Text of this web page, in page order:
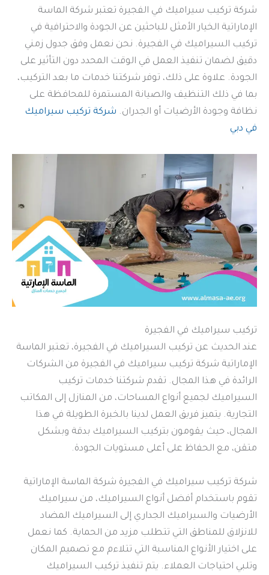
شركة تركيب سيراميك في الفجيرة تعتبر شركة الماسة
الإماراتية الخيار الأمثل للباحثين عن الجودة والاحترافية في
تركيب السيراميك في الفجيرة. نحن نعمل وفق جدول زمني
دقيق لضمان تنفيذ العمل في الوقت المحدد دون التأثير على
الجودة. علاوة على ذلك، توفر شركتنا خدمات ما بعد التركيب،
بما في ذلك التنظيف والصيانة المستمرة للمحافظة على
نظافة وجودة الأرضيات أو الجدران. شركة تركيب سيراميك
في دبي
تركيب سيراميك في الفجيرة
عند الحديث عن تركيب السيراميك في الفجيرة، تعتبر الماسة
الإماراتية شركة تركيب سيراميك في الفجيرة من الشركات
الرائدة في هذا المجال. تقدم شركتنا خدمات تركيب
السيراميك لجميع أنواع المساحات، من المنازل إلى المكاتب
التجارية. يتميز فريق العمل لدينا بالخبرة الطويلة في هذا
المجال، حيث يقومون بتركيب السيراميك بدقة وبشكل
متقن، مع الحفاظ على أعلى مستويات الجودة.
شركة تركيب سيراميك في الفجيرة شركة الماسة الإماراتية
تقوم باستخدام أفضل أنواع السيراميك، من سيراميك
الأرضيات والسيراميك الجداري إلى السيراميك المضاد
للانزلاق للمناطق التي تتطلب مزيد من الحماية. كما نعمل
على اختيار الأنواع المناسبة التي تتلاءم مع تصميم المكان
وتلبي احتياجات العملاء. يتم تنفيذ تركيب السيراميك